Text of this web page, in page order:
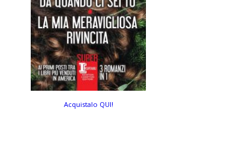
Acquistalo QUI!